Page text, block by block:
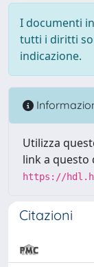
I documenti
tutti i diritti
indicazione.
Utilizza
link a questo
https://
Citazioni